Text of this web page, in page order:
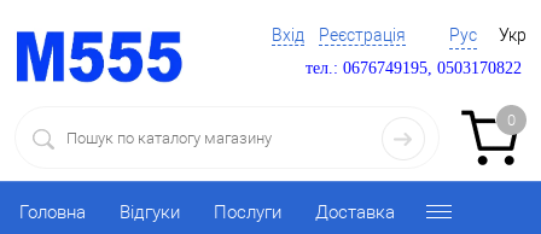
Вхід Реєстрація Рус Укр
тел.: 0676749195, 0503170822
0
Головна Відгуки Послуги Доставка